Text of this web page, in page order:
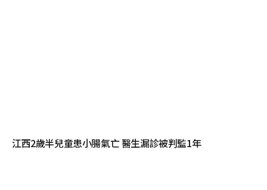
江西2歲半兒童患小腸氣亡 醫生漏診被判監1年